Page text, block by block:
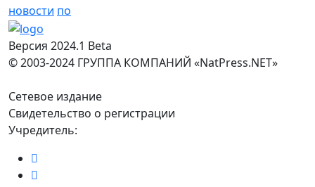
новости по
Версия 2024.1 Beta
© 2003-2024 ГРУППА КОМПАНИЙ «NatPress.NET»
Сетевое издание
Свидетельство о регистрации
Учредитель: